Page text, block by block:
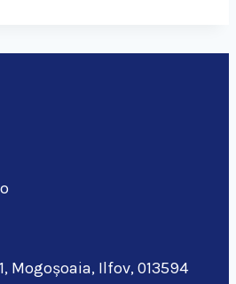
Mogoșoaia, Ilfov, 013594